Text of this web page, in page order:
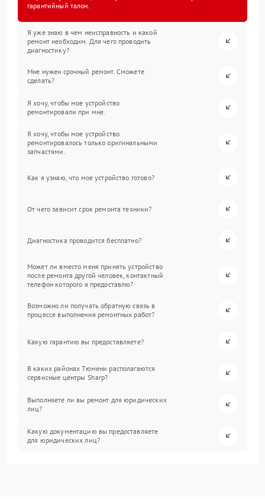
гарантийный талон.
Я уже знаю в чем неисправность и какой
ремонт необходим. Для чего проводить
диагностику?
Мне нужен срочный ремонт. Сможете
сделать?
Я хочу, чтобы мое устройство
ремонтировали при мне.
Я хочу, чтобы мое устройство
ремонтировалось только оригинальными
запчастями.
Как я узнаю, что мое устройство готово?
От чего зависит срок ремонта техники?
Диагностика проводится бесплатно?
Может ли вместо меня принять устройство
после ремонта другой человек, контактный
телефон которого я предоставлю?
Возможно ли получать обратную связь в
процессе выполнения ремонтных работ?
Какую гарантию вы предоставляете?
В каких районах Тюмени располагаются
сервисные центры Sharp?
Выполняете ли вы ремонт для юридических
лиц?
Какую документацию вы предоставляете
для юридических лиц?